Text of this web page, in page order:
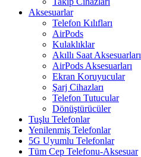
Aksesuarlar
Telefon Kılıfları
AirPods
Kulaklıklar
Akıllı Saat Aksesuarları
AirPods Aksesuarları
Ekran Koruyucular
Şarj Cihazları
Telefon Tutucular
Dönüştürücüler
Tuşlu Telefonlar
Yenilenmiş Telefonlar
5G Uyumlu Telefonlar
Tüm Cep Telefonu-Aksesuar